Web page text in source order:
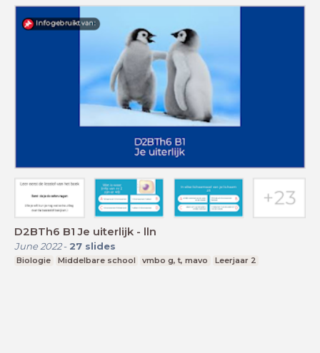
D2BTh6 B1 Je uiterlijk - lln
June 2022- 27 slides
Biologie Middelbare school vmbo g, t, mavo Leerjaar 2